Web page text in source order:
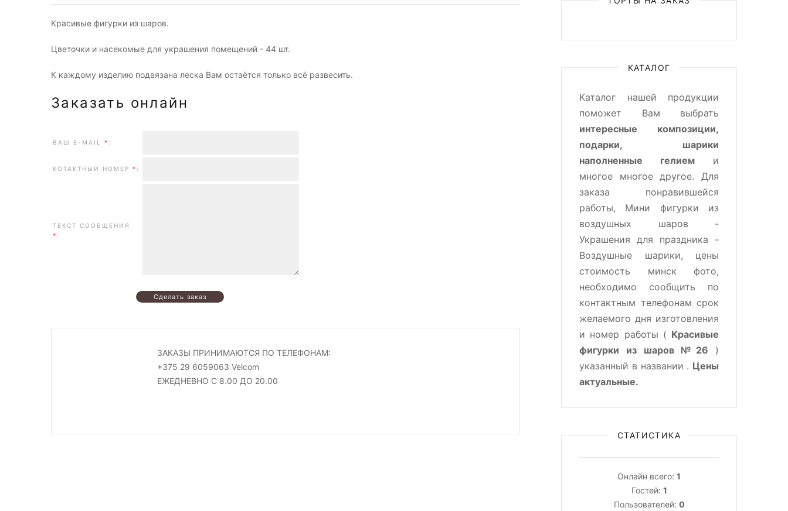
Красивые фигурки из шаров.
Цветочки и насекомые для украшения помещений - 44 шт.
К каждому изделию подвязана леска Вам остаётся только всё развесить.
Заказать онлайн
ВАШ E-MAIL * :
КОТАКТНЫЙ НОМЕР * :
ТЕКСТ СООБЩЕНИЯ
* :
ЗАКАЗЫ ПРИНИМАЮТСЯ ПО ТЕЛЕФОНАМ:
+375 29 6059063 Velcom
ЕЖЕДНЕВНО С 8.00 ДО 20.00
КАТАЛОГ
Каталог нашей продукции
поможет Вам выбрать
интересные композиции,
подарки, шарики
наполненные гелием и
многое многое другое. Для
заказа понравившейся
работы, Мини фигурки из
воздушных шаров -
Украшения для праздника -
Воздушные шарики, цены
стоимость минск фото,
необходимо сообщить по
контактным телефонам срок
желаемого дня изготовления
и номер работы ( Красивые
фигурки из шаров №26 )
указанный в названии . Цены
актуальные.
СТАТИСТИКА
Онлайн всего: 1
Гостей: 1
Пользователей: 0